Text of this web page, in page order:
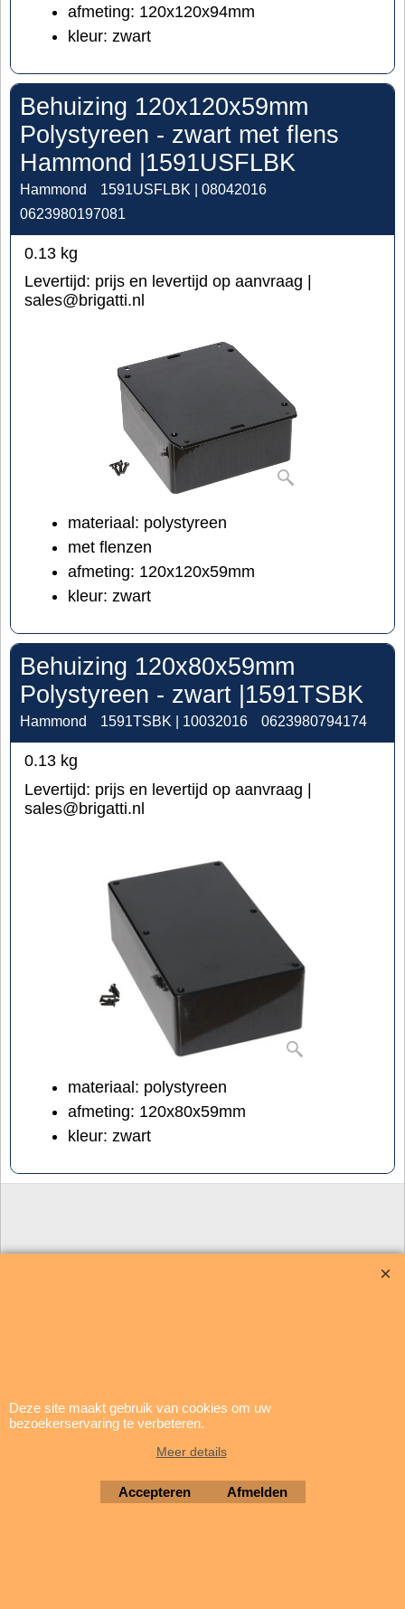
afmeting: 120x120x94mm
kleur: zwart
Behuizing 120x120x59mm
Polystyreen - zwart met flens
Hammond |1591USFLBK
Hammond
1591USFLBK | 08042016
0623980197081
0.13 kg
Levertijd: prijs en levertijd op aanvraag |
sales@brigatti.nl
materiaal: polystyreen
met flenzen
afmeting: 120x120x59mm
kleur: zwart
Behuizing 120x80x59mm
Polystyreen - zwart |1591TSBK
Hammond 1591TSBK | 10032016 0623980794174
0.13 kg
Levertijd: prijs en levertijd op aanvraag |
sales@brigatti.nl
materiaal: polystyreen
afmeting: 120x80x59mm
kleur: zwart
update: 5 augustus 2026
Copyright © 1994-2026
Deze site maakt gebruik van cookies om uw
bezoekerservaring te verbeteren.
Meer details
Accepteren Afmelden